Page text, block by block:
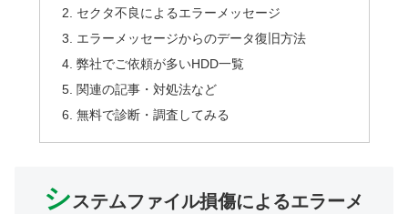
セクタ不良によるエラーメッセージ
エラーメッセージからのデータ復旧方法
弊社でご依頼が多いHDD一覧
関連の記事・対処法など
無料で診断・調査してみる
システムファイル損傷によるエラーメ